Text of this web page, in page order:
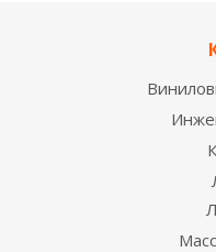
Металлочерепица